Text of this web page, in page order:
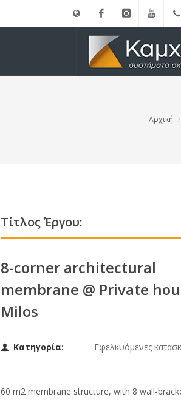
FacebookinstagramYoutube
Αρχική
Τίτλος Έργου:
8-corner architectural
membrane @ Private
Milos
Κατηγορία: Εφελκυόμενες
60 m2 membrane structure, with 8 wall-